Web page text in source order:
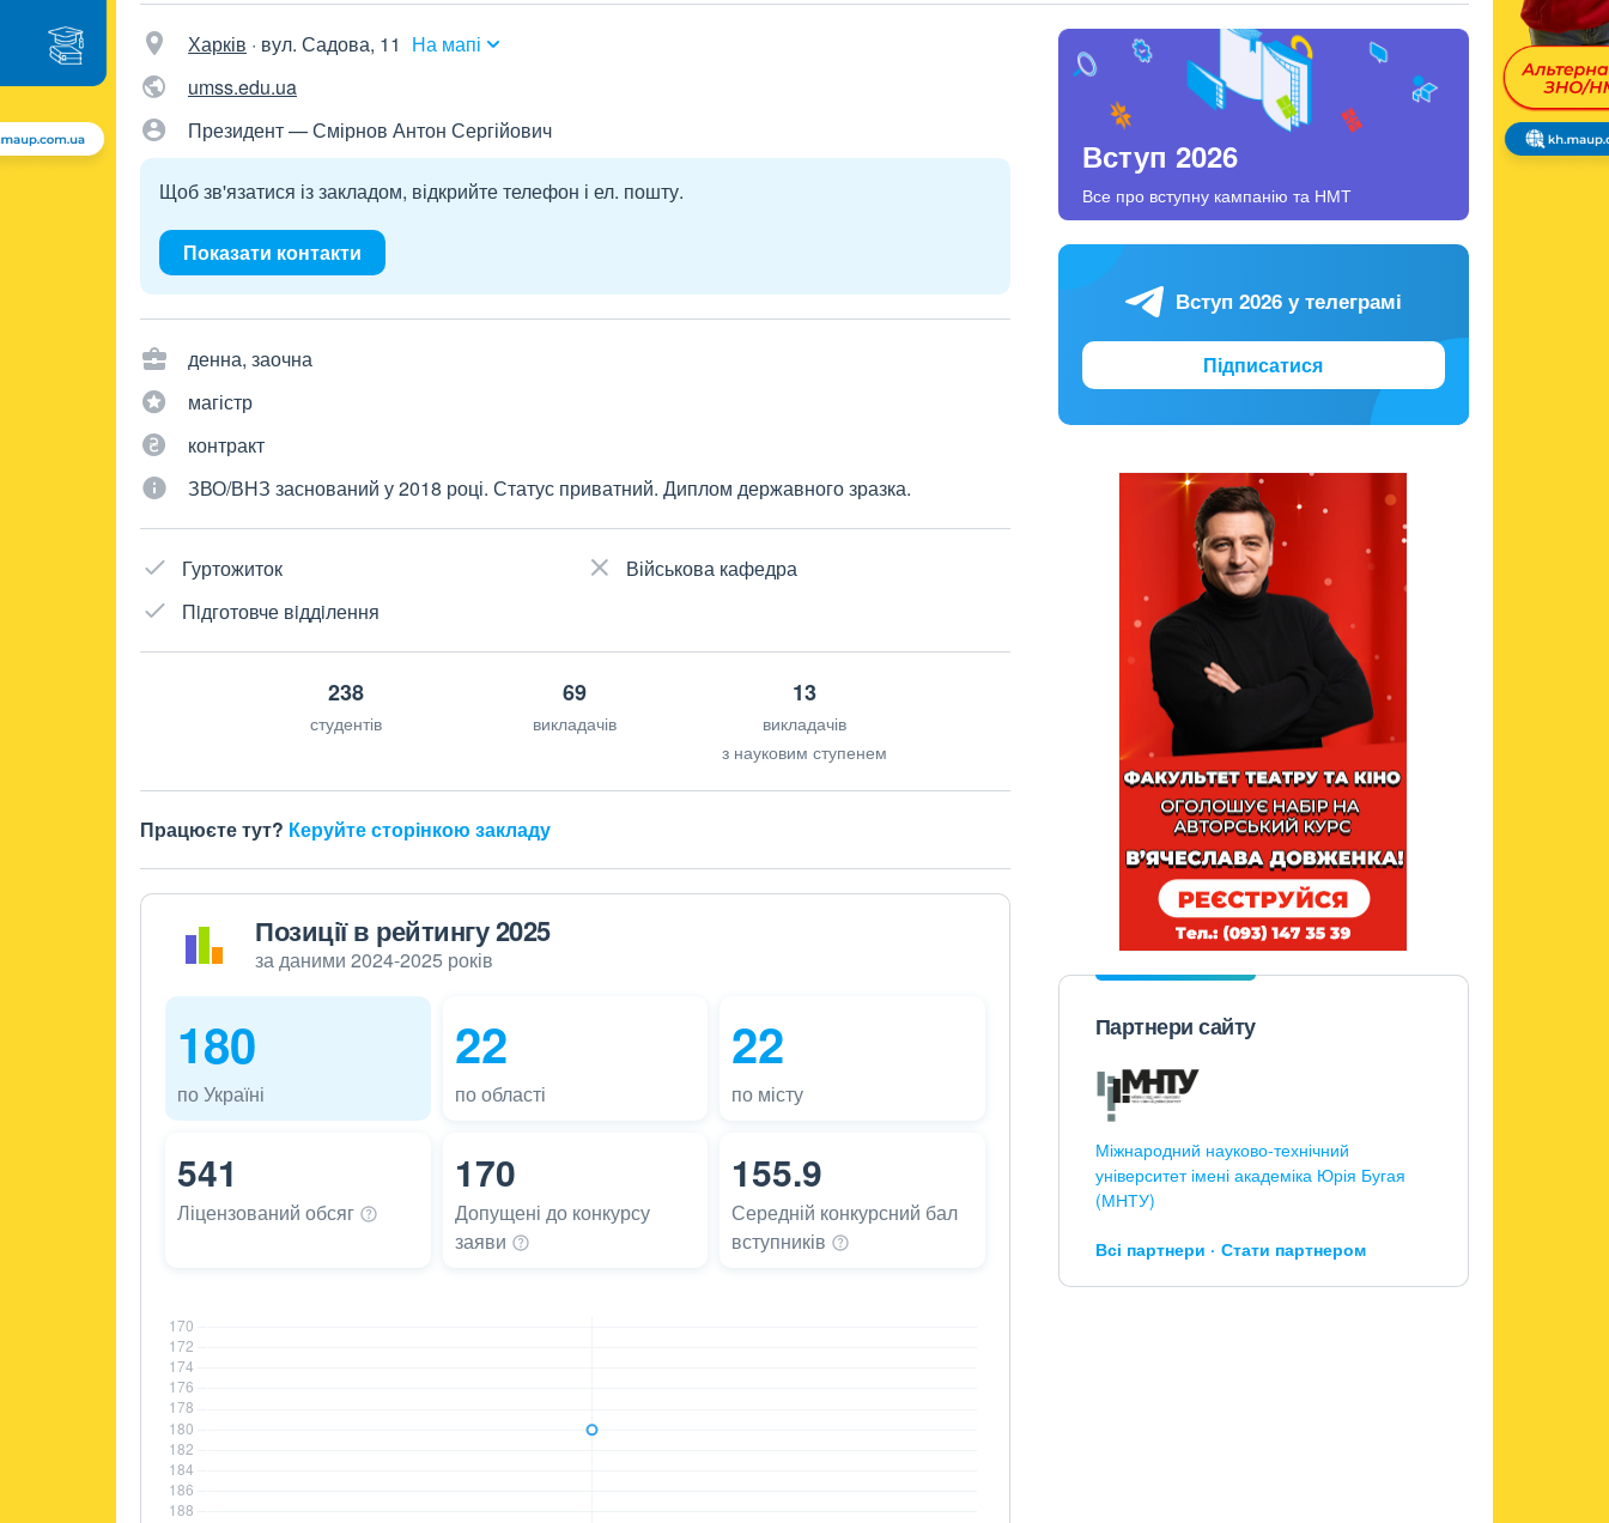
Харків · вул. Садова, 11 На мапі
umss.edu.ua
Президент — Смірнов Антон Сергійович
Щоб зв'язатися із закладом, відкрийте телефон і ел. пошту.
Показати контакти
денна, заочна
магістр
контракт
ЗВО/ВНЗ заснований у 2018 році. Статус приватний. Диплом державного зразка.
Гуртожиток
Пiдготовче вiддiлення
Військова кафедра
238
студентів
69
викладачів
13
викладачів
з науковим ступенем
Працюєте тут? Керуйте сторінкою закладу
Позиції в рейтингу 2025
за даними 2024-2025 років
180
по Україні
22
по області
22
по місту
541
Ліцензований обсяг
170
Допущені до конкурсу
заяви
155.9
Середній конкурсний бал
вступників
Вступ 2026
Все про вступну кампанію та НМТ
Вступ 2026 у телеграмі
Підписатися
Партнери сайту
Міжнародний науково-технічний
університет імені академіка Юрія Бугая
(МНТУ)
Всі партнери Стати партнером